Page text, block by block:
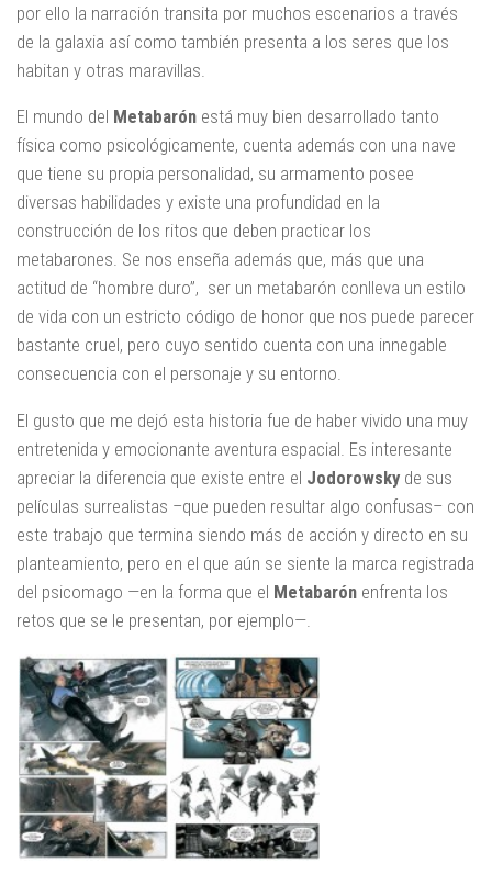
por ello la narración transita por muchos escenarios a través
de la galaxia así como también presenta a los seres que los
habitan y otras maravillas.
El mundo del Metabarón está muy bien desarrollado tanto
física como psicológicamente, cuenta además con una nave
que tiene su propia personalidad, su armamento posee
diversas habilidades y existe una profundidad en la
construcción de los ritos que deben practicar los
metabarones. Se nos enseña además que, más que una
actitud de “hombre duro”, ser un metabarón conlleva un estilo
de vida con un estricto código de honor que nos puede parecer
bastante cruel, pero cuyo sentido cuenta con una innegable
consecuencia con el personaje y su entorno.
El gusto que me dejó esta historia fue de haber vivido una muy
entretenida y emocionante aventura espacial. Es interesante
apreciar la diferencia que existe entre el Jodorowsky de sus
películas surrealistas –que pueden resultar algo confusas– con
este trabajo que termina siendo más de acción y directo en su
planteamiento, pero en el que aún se siente la marca registrada
del psicomago —en la forma que el Metabarón enfrenta los
retos que se le presentan, por ejemplo—.